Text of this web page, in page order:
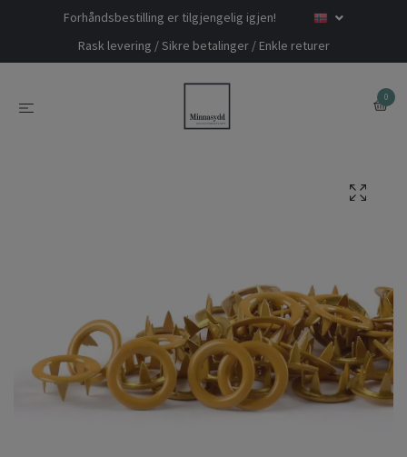
Forhåndsbestilling er tilgjengelig igjen!
Rask levering / Sikre betalinger / Enkle returer
0